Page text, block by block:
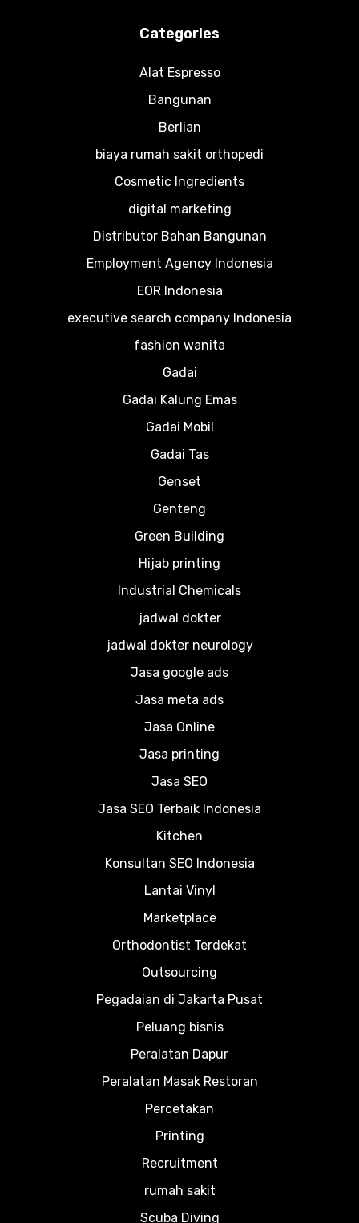
Categories
Alat Espresso
Bangunan
Berlian
biaya rumah sakit orthopedi
Cosmetic Ingredients
digital marketing
Distributor Bahan Bangunan
Employment Agency Indonesia
EOR Indonesia
executive search company Indonesia
fashion wanita
Gadai
Gadai Kalung Emas
Gadai Mobil
Gadai Tas
Genset
Genteng
Green Building
Hijab printing
Industrial Chemicals
jadwal dokter
jadwal dokter neurology
Jasa google ads
Jasa meta ads
Jasa Online
Jasa printing
Jasa SEO
Jasa SEO Terbaik Indonesia
Kitchen
Konsultan SEO Indonesia
Lantai Vinyl
Marketplace
Orthodontist Terdekat
Outsourcing
Pegadaian di Jakarta Pusat
Peluang bisnis
Peralatan Dapur
Peralatan Masak Restoran
Percetakan
Printing
Recruitment
rumah sakit
Scuba Diving